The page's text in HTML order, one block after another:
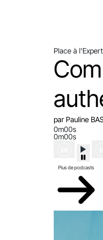
Place à l'Expert
par Pauline
0m00s
0m00s
Plus de podcasts